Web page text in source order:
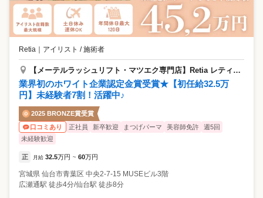
Retia アイリスト / 施術者
【メーテルラッシュリフト・マツエク専門店】Retia レティア 仙台店
業界初のホワイト企業認定金賞受賞★【初任給32.5万
円】未経験者7割！活躍中♪
2025 BRONZE賞受賞
口コミあり
正社員 新卒歓迎 まつげパーマ 美容師免許
週5回
未経験歓迎
正 月給 32.5万円 ~ 60万円
宮城県 仙台市青葉区 中央2-7-15 MUSEビル3階
広瀬通駅 徒歩4分/仙台駅 徒歩8分